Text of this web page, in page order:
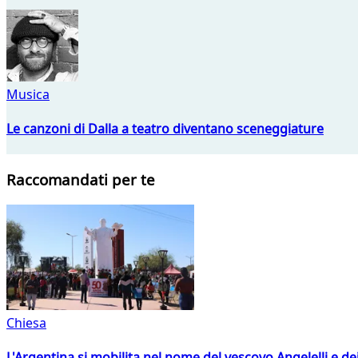
Musica
Le canzoni di Dalla a teatro diventano sceneggiature
Raccomandati per te
Chiesa